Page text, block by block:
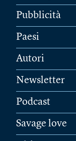
Pubblicità
Paesi
Autori
Newsletter
Podcast
Savage love